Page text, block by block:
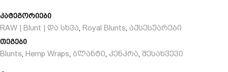
დიამეტრი: 110 x 40 მმ
მასალა: hemp unbleached
ფერი: ყავისფერი
რაოდენობა: 4 ცალი
კატეგორიები
RAW | Blunt | და სხვა, Royal Blunts, აქსესუარები
თეგები
Blunts, Hemp Wraps, ბლანტი, კენკრა, შესახვევი